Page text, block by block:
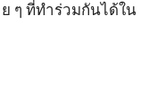
ๆ ที่ทำร่วมกันได้ใน